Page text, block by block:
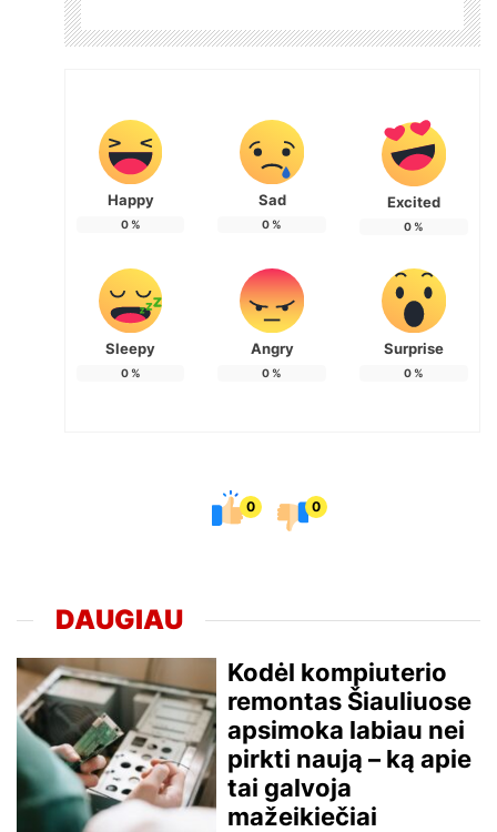
Happy
0%
Sad
0%
Excited
0%
Sleepy
0%
Angry
0%
Surprise
0%
0 0
DAUGIAU
Kodėl kompiuterio
remontas Šiauliuose
apsimoka labiau nei
pirkti naują – ką apie
tai galvoja
mažeikiečiai